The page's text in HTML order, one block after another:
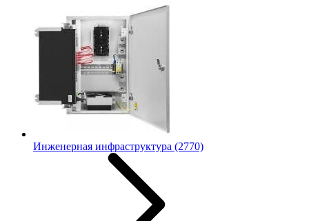
Инженерная инфраструктура (2770)